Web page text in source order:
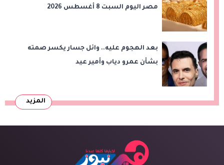
مصر اليوم السبت 8 أغسطس 2026
بعد الهجوم عليه.. وائل جسار يكسر صمته
بشأن عمرو دياب وأمير عيد
المزيد